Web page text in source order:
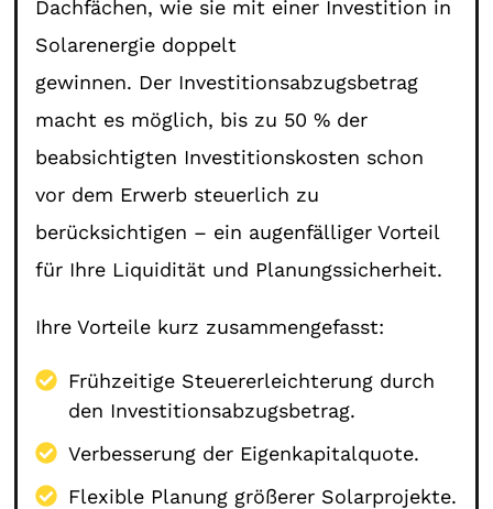
Dachfächen, wie sie mit einer Investition in
Solarenergie doppelt
gewinnen. Der Investitionsabzugsbetrag
macht es möglich, bis zu 50 % der
beabsichtigten Investitionskosten schon
vor dem Erwerb steuerlich zu
berücksichtigen – ein augenfälliger Vorteil
für Ihre Liquidität und Planungssicherheit.
Ihre Vorteile kurz zusammengefasst:
Frühzeitige Steuererleichterung durch
den Investitionsabzugsbetrag.
Verbesserung der Eigenkapitalquote.
Flexible Planung größerer Solarprojekte.